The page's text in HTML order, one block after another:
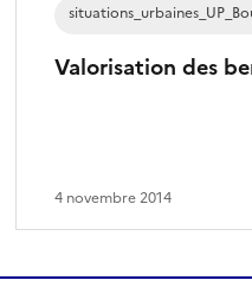
Valorisation des
4 novembre 2014